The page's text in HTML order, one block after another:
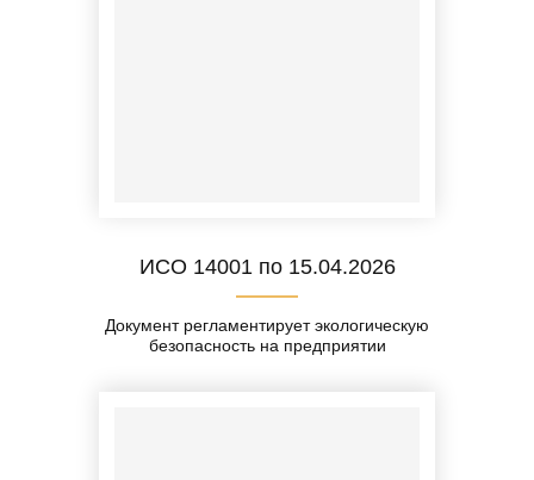
ИСО 14001 по 15.04.2026
Документ регламентирует экологическую
безопасность на предприятии